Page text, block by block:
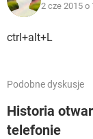
2 cze 2015 o
ctrl+alt+L
Podobne dyskusje
Historia
telefonie